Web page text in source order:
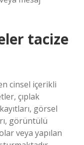
tacize
cinsel içerikli
çıplak
görsel
görüntülü
veya yapılan